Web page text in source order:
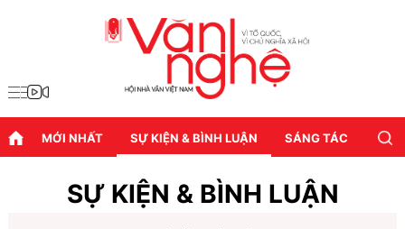
MỚI NHẤT SỰ KIỆN & BÌNH LUẬN SÁNG TÁC
SỰ KIỆN & BÌNH LUẬN